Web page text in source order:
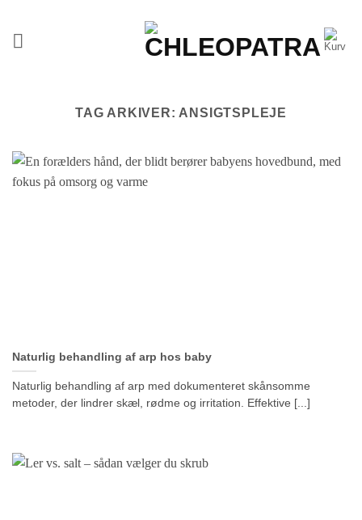
indhold
TAG ARKIVER: ANSIGTSPLEJE
Naturlig behandling af arp hos baby
Naturlig behandling af arp med dokumenteret skånsomme
metoder, der lindrer skæl, rødme og irritation. Effektive [...]